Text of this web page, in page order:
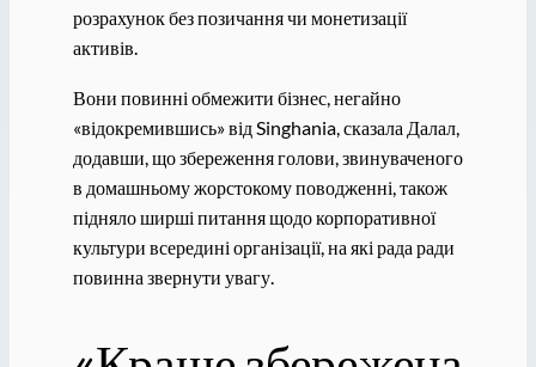
розрахунок без позичання чи монетизації
активів.
Вони повинні обмежити бізнес, негайно
«відокремившись» від Singhania, сказала Далал,
додавши, що збереження голови, звинуваченого
в домашньому жорстокому поводженні, також
підняло ширші питання щодо корпоративної
культури всередині організації, на які рада ради
повинна звернути увагу.